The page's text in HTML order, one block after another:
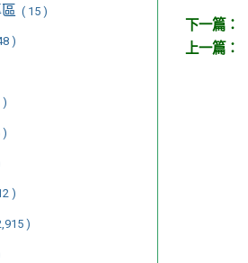
( 15 )
)
)
)
)
)